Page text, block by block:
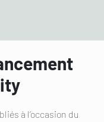
à l’occasion du